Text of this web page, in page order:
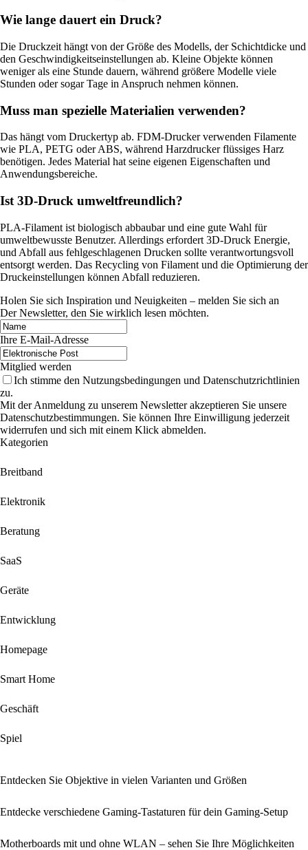
Wie lange dauert ein Druck?
Die Druckzeit hängt von der Größe des Modells, der Schichtdicke und
den Geschwindigkeitseinstellungen ab. Kleine Objekte können
weniger als eine Stunde dauern, während größere Modelle viele
Stunden oder sogar Tage in Anspruch nehmen können.
Muss man spezielle Materialien verwenden?
Das hängt vom Druckertyp ab. FDM-Drucker verwenden Filamente
wie PLA, PETG oder ABS, während Harzdrucker flüssiges Harz
benötigen. Jedes Material hat seine eigenen Eigenschaften und
Anwendungsbereiche.
Ist 3D-Druck umweltfreundlich?
PLA-Filament ist biologisch abbaubar und eine gute Wahl für
umweltbewusste Benutzer. Allerdings erfordert 3D-Druck Energie,
und Abfall aus fehlgeschlagenen Drucken sollte verantwortungsvoll
entsorgt werden. Das Recycling von Filament und die Optimierung der
Druckeinstellungen können Abfall reduzieren.
Holen Sie sich Inspiration und Neuigkeiten – melden Sie sich an
Der Newsletter, den Sie wirklich lesen möchten.
Ihre E-Mail-Adresse
Mitglied werden
Ich stimme den Nutzungsbedingungen und Datenschutzrichtlinien
zu.
Mit der Anmeldung zu unserem Newsletter akzeptieren Sie unsere
Datenschutzbestimmungen. Sie können Ihre Einwilligung jederzeit
widerrufen und sich mit einem Klick abmelden.
Kategorien
Breitband
Elektronik
Beratung
SaaS
Geräte
Entwicklung
Homepage
Smart Home
Geschäft
Spiel
Entdecken Sie Objektive in vielen Varianten und Größen
Entdecke verschiedene Gaming-Tastaturen für dein Gaming-Setup
Motherboards mit und ohne WLAN – sehen Sie Ihre Möglichkeiten